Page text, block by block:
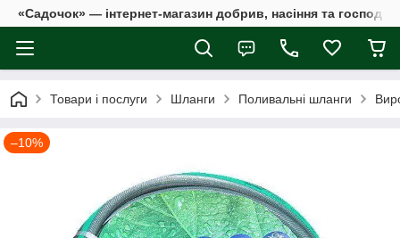
«Садочок» — інтернет-магазин добрив, насіння та
Товари і послуги Шланги Поливальні шланги
–10%